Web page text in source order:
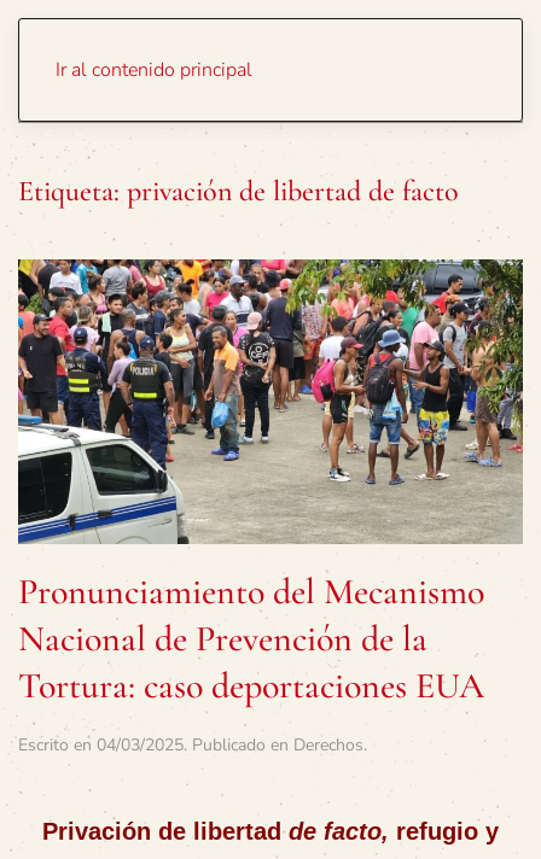
Ir al contenido principal
Etiqueta: privación de libertad de facto
Pronunciamiento del Mecanismo
Nacional de Prevención de la
Tortura: caso deportaciones EUA
Escrito en 04/03/2025. Publicado en Derechos.
Privación de libertadde facto, refugio y